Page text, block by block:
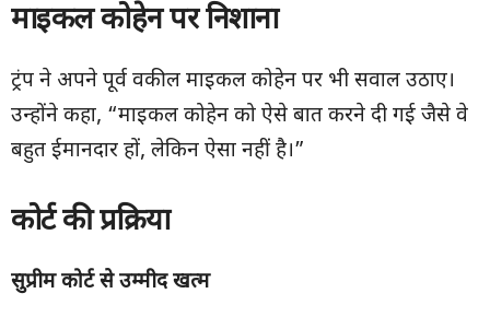
माइकल कोहेन पर निशाना
ट्रंप ने अपने पूर्व वकील माइकल कोहेन पर भी सवाल उठाए।
उन्होंने कहा, “माइकल कोहेन को ऐसे बात करने दी गई जैसे वे
बहुत ईमानदार हों, लेकिन ऐसा नहीं है।”
कोर्ट की प्रक्रिया
सुप्रीम कोर्ट से उम्मीद खत्म